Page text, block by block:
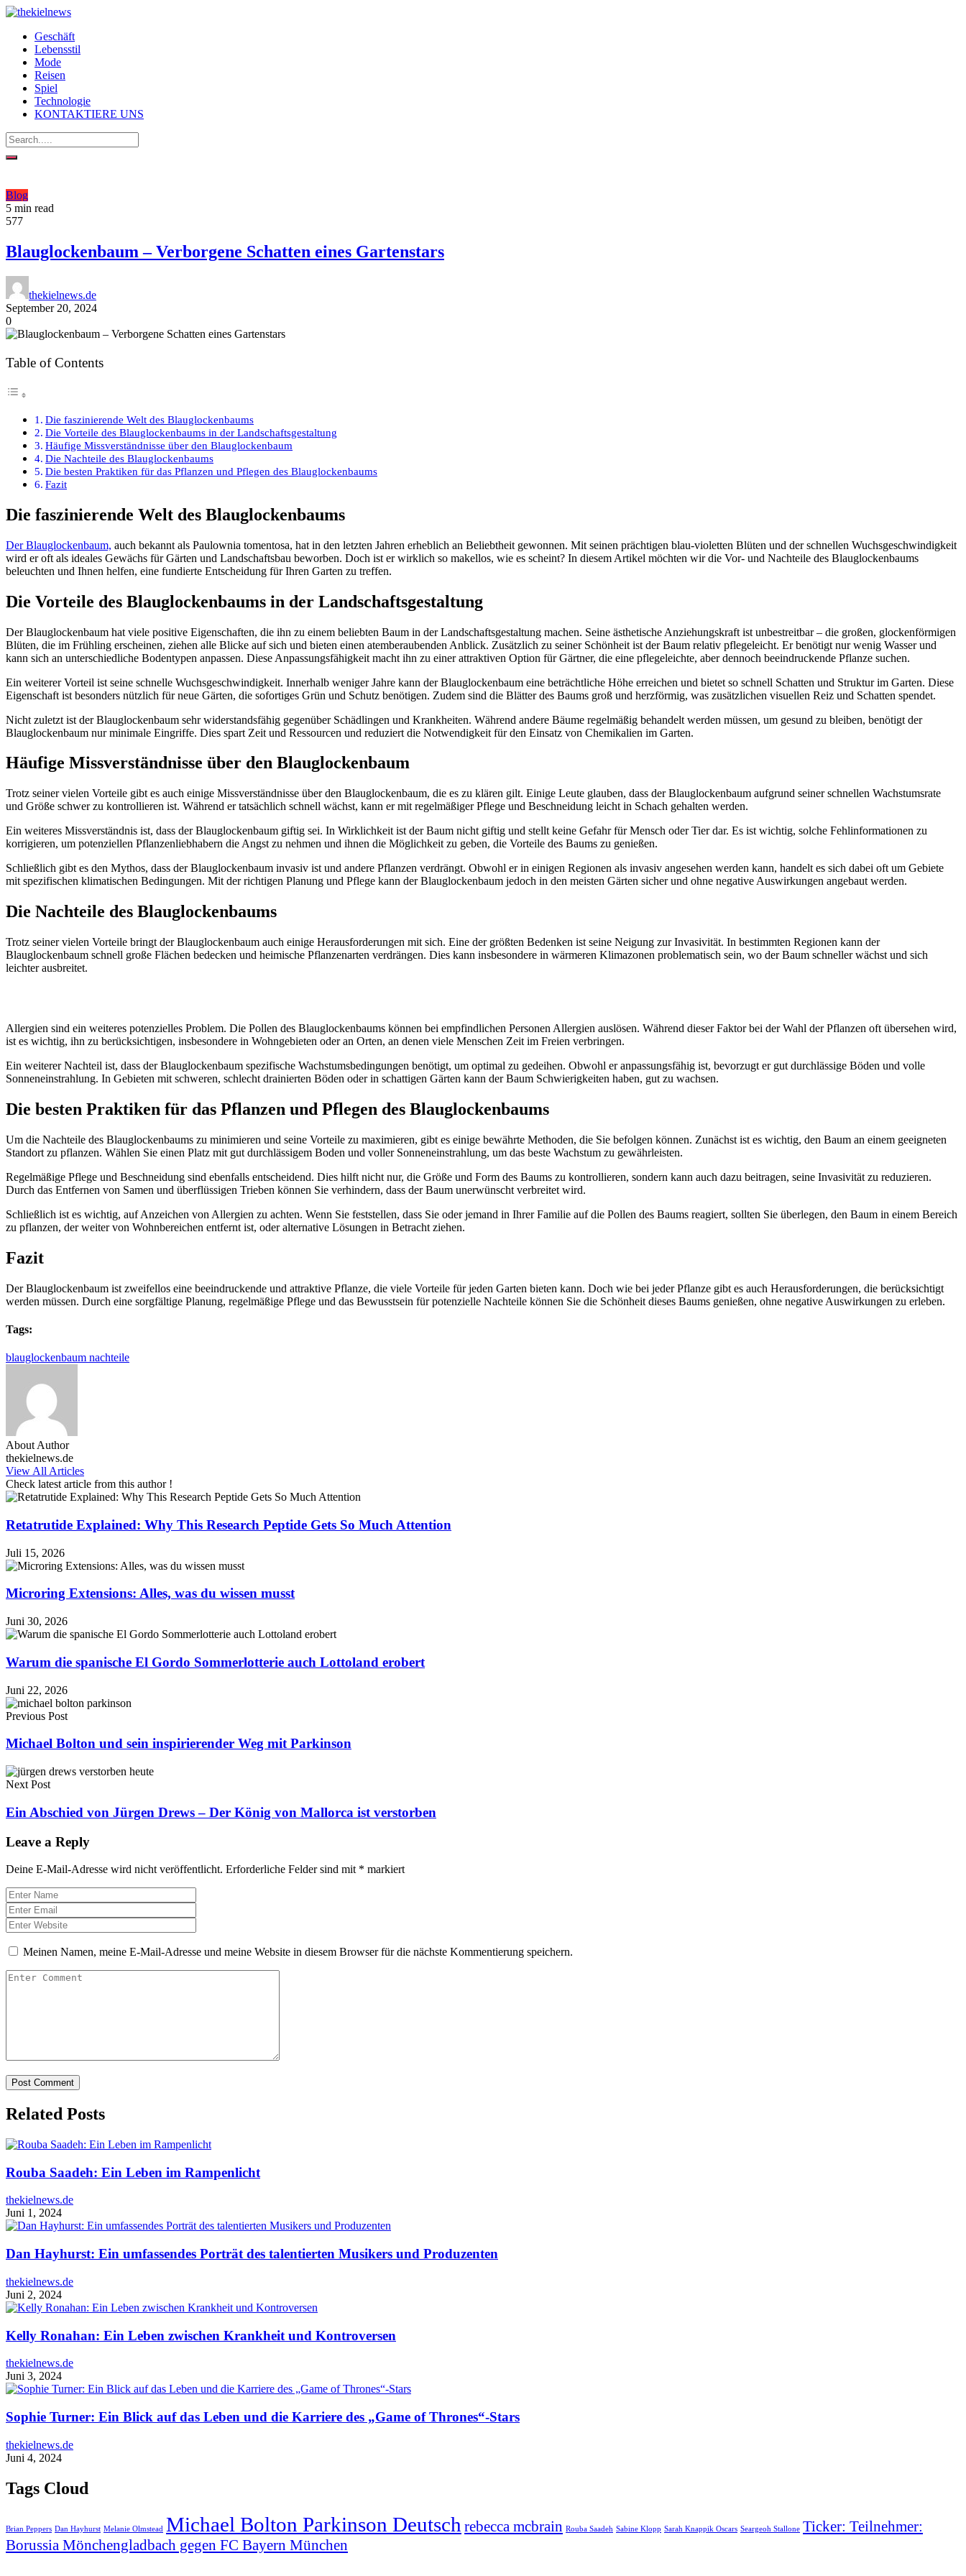
Geschäft
Lebensstil
Mode
Reisen
Spiel
Technologie
KONTAKTIERE UNS
Blog
5 min read
577
Blauglockenbaum – Verborgene Schatten eines Gartenstars
thekielnews.de
September 20, 2024
0
Table of Contents
Die faszinierende Welt des Blauglockenbaums
Die Vorteile des Blauglockenbaums in der Landschaftsgestaltung
Häufige Missverständnisse über den Blauglockenbaum
Die Nachteile des Blauglockenbaums
Die besten Praktiken für das Pflanzen und Pflegen des Blauglockenbaums
Fazit
Die faszinierende Welt des Blauglockenbaums
Der Blauglockenbaum, auch bekannt als Paulownia tomentosa, hat in den letzten Jahren erheblich an Beliebtheit gewonnen. Mit seinen prächtigen blau-violetten Blüten und der schnellen Wuchsgeschwindigkeit
wird er oft als ideales Gewächs für Gärten und Landschaftsbau beworben. Doch ist er wirklich so makellos, wie es scheint? In diesem Artikel möchten wir die Vor- und Nachteile des Blauglockenbaums
beleuchten und Ihnen helfen, eine fundierte Entscheidung für Ihren Garten zu treffen.
Die Vorteile des Blauglockenbaums in der Landschaftsgestaltung
Der Blauglockenbaum hat viele positive Eigenschaften, die ihn zu einem beliebten Baum in der Landschaftsgestaltung machen. Seine ästhetische Anziehungskraft ist unbestreitbar – die großen, glockenförmigen
Blüten, die im Frühling erscheinen, ziehen alle Blicke auf sich und bieten einen atemberaubenden Anblick. Zusätzlich zu seiner Schönheit ist der Baum relativ pflegeleicht. Er benötigt nur wenig Wasser und
kann sich an unterschiedliche Bodentypen anpassen. Diese Anpassungsfähigkeit macht ihn zu einer attraktiven Option für Gärtner, die eine pflegeleichte, aber dennoch beeindruckende Pflanze suchen.
Ein weiterer Vorteil ist seine schnelle Wuchsgeschwindigkeit. Innerhalb weniger Jahre kann der Blauglockenbaum eine beträchtliche Höhe erreichen und bietet so schnell Schatten und Struktur im Garten. Diese
Eigenschaft ist besonders nützlich für neue Gärten, die sofortiges Grün und Schutz benötigen. Zudem sind die Blätter des Baums groß und herzförmig, was zusätzlichen visuellen Reiz und Schatten spendet.
Nicht zuletzt ist der Blauglockenbaum sehr widerstandsfähig gegenüber Schädlingen und Krankheiten. Während andere Bäume regelmäßig behandelt werden müssen, um gesund zu bleiben, benötigt der
Blauglockenbaum nur minimale Eingriffe. Dies spart Zeit und Ressourcen und reduziert die Notwendigkeit für den Einsatz von Chemikalien im Garten.
Häufige Missverständnisse über den Blauglockenbaum
Trotz seiner vielen Vorteile gibt es auch einige Missverständnisse über den Blauglockenbaum, die es zu klären gilt. Einige Leute glauben, dass der Blauglockenbaum aufgrund seiner schnellen Wachstumsrate
und Größe schwer zu kontrollieren ist. Während er tatsächlich schnell wächst, kann er mit regelmäßiger Pflege und Beschneidung leicht in Schach gehalten werden.
Ein weiteres Missverständnis ist, dass der Blauglockenbaum giftig sei. In Wirklichkeit ist der Baum nicht giftig und stellt keine Gefahr für Mensch oder Tier dar. Es ist wichtig, solche Fehlinformationen zu
korrigieren, um potenziellen Pflanzenliebhabern die Angst zu nehmen und ihnen die Möglichkeit zu geben, die Vorteile des Baums zu genießen.
Schließlich gibt es den Mythos, dass der Blauglockenbaum invasiv ist und andere Pflanzen verdrängt. Obwohl er in einigen Regionen als invasiv angesehen werden kann, handelt es sich dabei oft um Gebiete
mit spezifischen klimatischen Bedingungen. Mit der richtigen Planung und Pflege kann der Blauglockenbaum jedoch in den meisten Gärten sicher und ohne negative Auswirkungen angebaut werden.
Die Nachteile des Blauglockenbaums
Trotz seiner vielen Vorteile bringt der Blauglockenbaum auch einige Herausforderungen mit sich. Eine der größten Bedenken ist seine Neigung zur Invasivität. In bestimmten Regionen kann der
Blauglockenbaum schnell große Flächen bedecken und heimische Pflanzenarten verdrängen. Dies kann insbesondere in wärmeren Klimazonen problematisch sein, wo der Baum schneller wächst und sich
leichter ausbreitet.
Allergien sind ein weiteres potenzielles Problem. Die Pollen des Blauglockenbaums können bei empfindlichen Personen Allergien auslösen. Während dieser Faktor bei der Wahl der Pflanzen oft übersehen wird,
ist es wichtig, ihn zu berücksichtigen, insbesondere in Wohngebieten oder an Orten, an denen viele Menschen Zeit im Freien verbringen.
Ein weiterer Nachteil ist, dass der Blauglockenbaum spezifische Wachstumsbedingungen benötigt, um optimal zu gedeihen. Obwohl er anpassungsfähig ist, bevorzugt er gut durchlässige Böden und volle
Sonneneinstrahlung. In Gebieten mit schweren, schlecht drainierten Böden oder in schattigen Gärten kann der Baum Schwierigkeiten haben, gut zu wachsen.
Die besten Praktiken für das Pflanzen und Pflegen des Blauglockenbaums
Um die Nachteile des Blauglockenbaums zu minimieren und seine Vorteile zu maximieren, gibt es einige bewährte Methoden, die Sie befolgen können. Zunächst ist es wichtig, den Baum an einem geeigneten
Standort zu pflanzen. Wählen Sie einen Platz mit gut durchlässigem Boden und voller Sonneneinstrahlung, um das beste Wachstum zu gewährleisten.
Regelmäßige Pflege und Beschneidung sind ebenfalls entscheidend. Dies hilft nicht nur, die Größe und Form des Baums zu kontrollieren, sondern kann auch dazu beitragen, seine Invasivität zu reduzieren.
Durch das Entfernen von Samen und überflüssigen Trieben können Sie verhindern, dass der Baum unerwünscht verbreitet wird.
Schließlich ist es wichtig, auf Anzeichen von Allergien zu achten. Wenn Sie feststellen, dass Sie oder jemand in Ihrer Familie auf die Pollen des Baums reagiert, sollten Sie überlegen, den Baum in einem Bereich
zu pflanzen, der weiter von Wohnbereichen entfernt ist, oder alternative Lösungen in Betracht ziehen.
Fazit
Der Blauglockenbaum ist zweifellos eine beeindruckende und attraktive Pflanze, die viele Vorteile für jeden Garten bieten kann. Doch wie bei jeder Pflanze gibt es auch Herausforderungen, die berücksichtigt
werden müssen. Durch eine sorgfältige Planung, regelmäßige Pflege und das Bewusstsein für potenzielle Nachteile können Sie die Schönheit dieses Baums genießen, ohne negative Auswirkungen zu erleben.
Tags:
blauglockenbaum nachteile
About Author
thekielnews.de
View All Articles
Check latest article from this author !
Retatrutide Explained: Why This Research Peptide Gets So Much Attention
Juli 15, 2026
Microring Extensions: Alles, was du wissen musst
Juni 30, 2026
Warum die spanische El Gordo Sommerlotterie auch Lottoland erobert
Juni 22, 2026
Previous Post
Michael Bolton und sein inspirierender Weg mit Parkinson
Next Post
Ein Abschied von Jürgen Drews – Der König von Mallorca ist verstorben
Leave a Reply
Deine E-Mail-Adresse wird nicht veröffentlicht. Erforderliche Felder sind mit * markiert
Meinen Namen, meine E-Mail-Adresse und meine Website in diesem Browser für die nächste Kommentierung speichern.
Related Posts
Rouba Saadeh: Ein Leben im Rampenlicht
thekielnews.de
Juni 1, 2024
Dan Hayhurst: Ein umfassendes Porträt des talentierten Musikers und Produzenten
thekielnews.de
Juni 2, 2024
Kelly Ronahan: Ein Leben zwischen Krankheit und Kontroversen
thekielnews.de
Juni 3, 2024
Sophie Turner: Ein Blick auf das Leben und die Karriere des „Game of Thrones“-Stars
thekielnews.de
Juni 4, 2024
Tags Cloud
Brian Peppers Dan Hayhurst Melanie Olmstead Michael Bolton Parkinson Deutsch rebecca mcbrain Rouba Saadeh Sabine Klopp Sarah Knappik Oscars Seargeoh Stallone Ticker: Teilnehmer:
Borussia Mönchengladbach gegen FC Bayern München